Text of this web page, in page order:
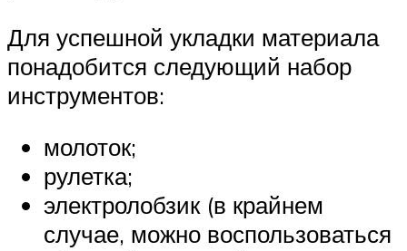
Для успешной укладки материала
понадобится следующий набор
инструментов:
молоток;
рулетка;
электролобзик (в крайнем
случае, можно воспользоваться